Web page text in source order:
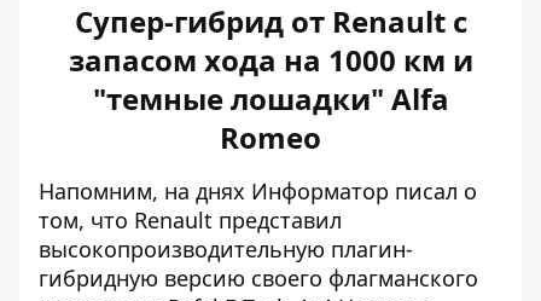
Супер-гибрид от Renault с
запасом хода на 1000 км и
"темные лошадки" Alfa
Romeo
Напомним, на днях Информатор писал о
том, что Renault представил
высокопроизводительную плагин-
гибридную версию своего флагманского